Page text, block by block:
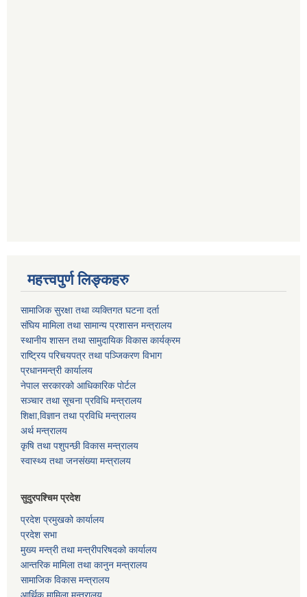
महत्त्वपुर्ण लिङ्कहरु
सामाजिक सुरक्षा तथा व्यक्तिगत घटना दर्ता
संघिय मामिला तथा सामान्य प्रशासन मन्त्रालय
स्थानीय शासन तथा सामुदायिक विकास कार्यक्रम
राष्ट्रिय परिचयपत्र तथा पञ्जिकरण विभाग
प्रधानमन्त्री कार्यालय
नेपाल सरकारको आधिकारिक पोर्टल
सञ्‍चार तथा सूचना प्रविधि मन्त्रालय
शिक्षा,विज्ञान तथा प्रविधि मन्त्रालय
अर्थ मन्त्रालय
कृषि तथा पशुपन्छी विकास मन्त्रालय
स्वास्थ्य तथा जनसंख्या मन्त्रालय
सुदुरपश्चिम प्रदेश
प्रदेश प्रमुखको कार्यालय
प्रदेश सभा
मुख्य मन्त्री तथा मन्त्रीपरिषदको कार्यालय
आन्तरिक मामिला तथा कानुन मन्त्रालय
सामाजिक विकास मन्त्रालय